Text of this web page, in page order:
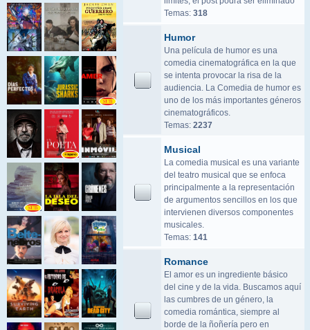
Temas: 318
Humor
Una película de humor es una
comedia cinematográfica en la que
se intenta provocar la risa de la
audiencia. La Comedia de humor es
uno de los más importantes géneros
cinematográficos.
Temas: 2237
Musical
La comedia musical es una variante
del teatro musical que se enfoca
principalmente a la representación
de argumentos sencillos en los que
intervienen diversos componentes
musicales.
Temas: 141
Romance
El amor es un ingrediente básico
del cine y de la vida. Buscamos aquí
las cumbres de un género, la
comedia romántica, siempre al
borde de la ñoñería pero en